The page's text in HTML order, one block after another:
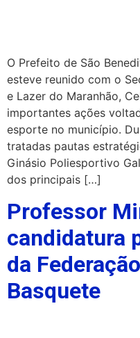
O Prefeito de São
esteve reunido com o
e Lazer do Maranhão,
importantes ações
esporte no município.
tratadas pautas
Ginásio Poliesportivo
dos principais […]
Professor
candidatura
da
Basquete